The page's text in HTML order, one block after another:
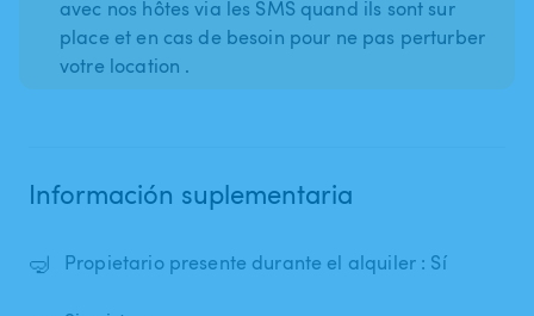
avec nos hôtes via les SMS quand ils sont sur
place et en cas de besoin pour ne pas perturber
votre location .
Información suplementaria
🤿 Propietario presente durante el alquiler : Sí